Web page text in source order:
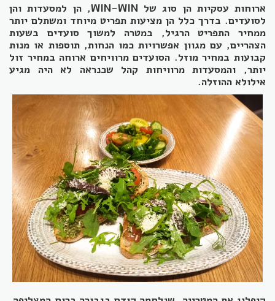
ארוחות עסקיות הן סוג של WIN-WIN, הן למסעדות והן
לסועדים. בדרך כלל הן מציעות תפריט מיוחד ומשתלם יותר
ממחיר התפריט הרגיל, במטרה למשוך סועדים בשעות
הצהריים, עם מגוון אפשרויות כמו הנחות, תוספות או מנות
קבועות במחיר מוזל. הסועדים מרוויחים ארוחה במחיר זול
יותר, והמסעדות מרוויחות קהל שכנראה לא היה מגיע
אילולא ההוזלה.